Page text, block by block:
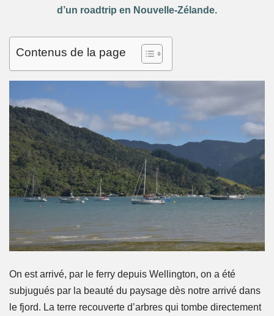
d’un roadtrip en Nouvelle-Zélande.
Contenus de la page
On est arrivé, par le ferry depuis Wellington, on a été
subjugués par la beauté du paysage dès notre arrivé dans
le fjord. La terre recouverte d’arbres qui tombe directement